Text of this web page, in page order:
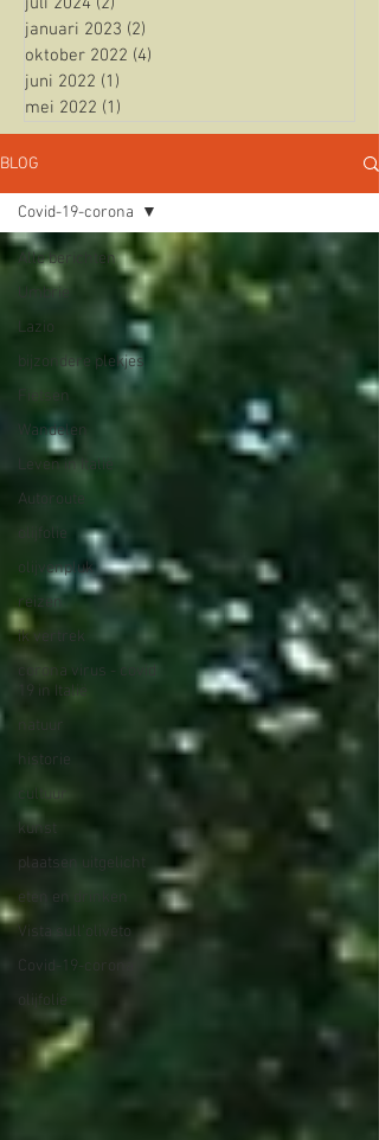
januari 2023 (2)
oktober 2022 (4)
juni 2022 (1)
mei 2022 (1)
BLOG
Alle berichten
Umbrie
Lazio
bijzondere plekjes
Fietsen
Wandelen
Leven in Italië
Autoroute
olijfolie
olijvenpluk
reizen
ik vertrek
corona virus - covid
19 in Italië
historie
cultuur
kunst
plaatsen uitgelicht
eten en drinken
Vista sull'oliveto
Covid-19-corona
olijfolie
Covid-19-corona